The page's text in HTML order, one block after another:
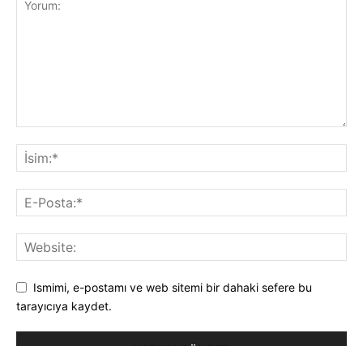
Ismimi, e-postamı ve web sitemi bir dahaki sefere bu
tarayıcıya kaydet.